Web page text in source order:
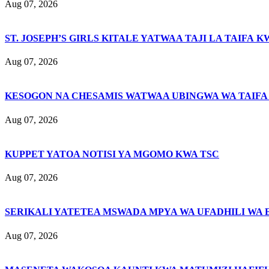
Aug 07, 2026
ST. JOSEPH’S GIRLS KITALE YATWAA TAJI LA TAIFA
Aug 07, 2026
KESOGON NA CHESAMIS WATWAA UBINGWA WA TAIFA
Aug 07, 2026
KUPPET YATOA NOTISI YA MGOMO KWA TSC
Aug 07, 2026
SERIKALI YATETEA MSWADA MPYA WA UFADHILI WA
Aug 07, 2026